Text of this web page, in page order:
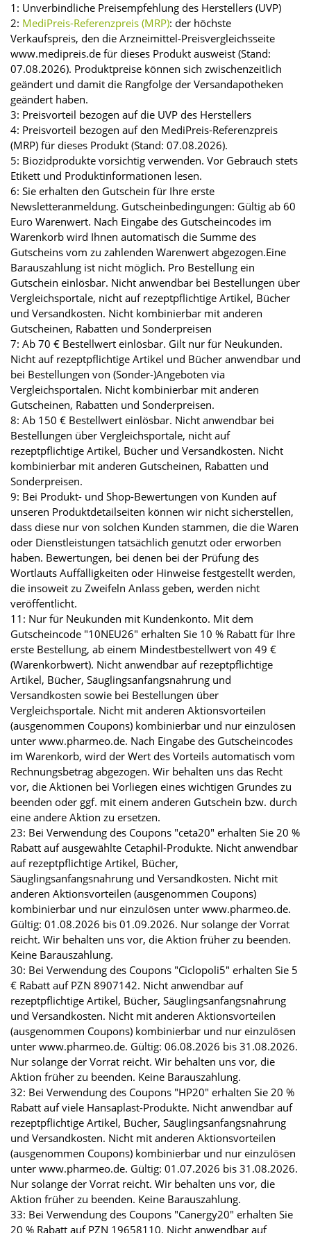
1: Unverbindliche Preisempfehlung des Herstellers (UVP)
2: MediPreis-Referenzpreis (MRP): der höchste
Verkaufspreis, den die Arzneimittel-Preisvergleichsseite
www.medipreis.de für dieses Produkt ausweist (Stand:
07.08.2026). Produktpreise können sich zwischenzeitlich
geändert und damit die Rangfolge der Versandapotheken
geändert haben.
3: Preisvorteil bezogen auf die UVP des Herstellers
4: Preisvorteil bezogen auf den MediPreis-Referenzpreis
(MRP) für dieses Produkt (Stand: 07.08.2026).
5: Biozidprodukte vorsichtig verwenden. Vor Gebrauch stets
Etikett und Produktinformationen lesen.
6: Sie erhalten den Gutschein für Ihre erste
Newsletteranmeldung. Gutscheinbedingungen: Gültig ab 60
Euro Warenwert. Nach Eingabe des Gutscheincodes im
Warenkorb wird Ihnen automatisch die Summe des
Gutscheins vom zu zahlenden Warenwert abgezogen.Eine
Barauszahlung ist nicht möglich. Pro Bestellung ein
Gutschein einlösbar. Nicht anwendbar bei Bestellungen über
Vergleichsportale, nicht auf rezeptpflichtige Artikel, Bücher
und Versandkosten. Nicht kombinierbar mit anderen
Gutscheinen, Rabatten und Sonderpreisen
7: Ab 70 € Bestellwert einlösbar. Gilt nur für Neukunden.
Nicht auf rezeptpflichtige Artikel und Bücher anwendbar und
bei Bestellungen von (Sonder-)Angeboten via
Vergleichsportalen. Nicht kombinierbar mit anderen
Gutscheinen, Rabatten und Sonderpreisen.
8: Ab 150 € Bestellwert einlösbar. Nicht anwendbar bei
Bestellungen über Vergleichsportale, nicht auf
rezeptpflichtige Artikel, Bücher und Versandkosten. Nicht
kombinierbar mit anderen Gutscheinen, Rabatten und
Sonderpreisen.
9: Bei Produkt- und Shop-Bewertungen von Kunden auf
unseren Produktdetailseiten können wir nicht sicherstellen,
dass diese nur von solchen Kunden stammen, die die Waren
oder Dienstleistungen tatsächlich genutzt oder erworben
haben. Bewertungen, bei denen bei der Prüfung des
Wortlauts Auffälligkeiten oder Hinweise festgestellt werden,
die insoweit zu Zweifeln Anlass geben, werden nicht
veröffentlicht.
11: Nur für Neukunden mit Kundenkonto. Mit dem
Gutscheincode "10NEU26" erhalten Sie 10 % Rabatt für Ihre
erste Bestellung, ab einem Mindestbestellwert von 49 €
(Warenkorbwert). Nicht anwendbar auf rezeptpflichtige
Artikel, Bücher, Säuglingsanfangsnahrung und
Versandkosten sowie bei Bestellungen über
Vergleichsportale. Nicht mit anderen Aktionsvorteilen
(ausgenommen Coupons) kombinierbar und nur einzulösen
unter www.pharmeo.de. Nach Eingabe des Gutscheincodes
im Warenkorb, wird der Wert des Vorteils automatisch vom
Rechnungsbetrag abgezogen. Wir behalten uns das Recht
vor, die Aktionen bei Vorliegen eines wichtigen Grundes zu
beenden oder ggf. mit einem anderen Gutschein bzw. durch
eine andere Aktion zu ersetzen.
23: Bei Verwendung des Coupons "ceta20" erhalten Sie 20 %
Rabatt auf ausgewählte Cetaphil-Produkte. Nicht anwendbar
auf rezeptpflichtige Artikel, Bücher,
Säuglingsanfangsnahrung und Versandkosten. Nicht mit
anderen Aktionsvorteilen (ausgenommen Coupons)
kombinierbar und nur einzulösen unter www.pharmeo.de.
Gültig: 01.08.2026 bis 01.09.2026. Nur solange der Vorrat
reicht. Wir behalten uns vor, die Aktion früher zu beenden.
Keine Barauszahlung.
30: Bei Verwendung des Coupons "Ciclopoli5" erhalten Sie 5
€ Rabatt auf PZN 8907142. Nicht anwendbar auf
rezeptpflichtige Artikel, Bücher, Säuglingsanfangsnahrung
und Versandkosten. Nicht mit anderen Aktionsvorteilen
(ausgenommen Coupons) kombinierbar und nur einzulösen
unter www.pharmeo.de. Gültig: 06.08.2026 bis 31.08.2026.
Nur solange der Vorrat reicht. Wir behalten uns vor, die
Aktion früher zu beenden. Keine Barauszahlung.
32: Bei Verwendung des Coupons "HP20" erhalten Sie 20 %
Rabatt auf viele Hansaplast-Produkte. Nicht anwendbar auf
rezeptpflichtige Artikel, Bücher, Säuglingsanfangsnahrung
und Versandkosten. Nicht mit anderen Aktionsvorteilen
(ausgenommen Coupons) kombinierbar und nur einzulösen
unter www.pharmeo.de. Gültig: 01.07.2026 bis 31.08.2026.
Nur solange der Vorrat reicht. Wir behalten uns vor, die
Aktion früher zu beenden. Keine Barauszahlung.
33: Bei Verwendung des Coupons "Canergy20" erhalten Sie
20 % Rabatt auf PZN 19658110. Nicht anwendbar auf